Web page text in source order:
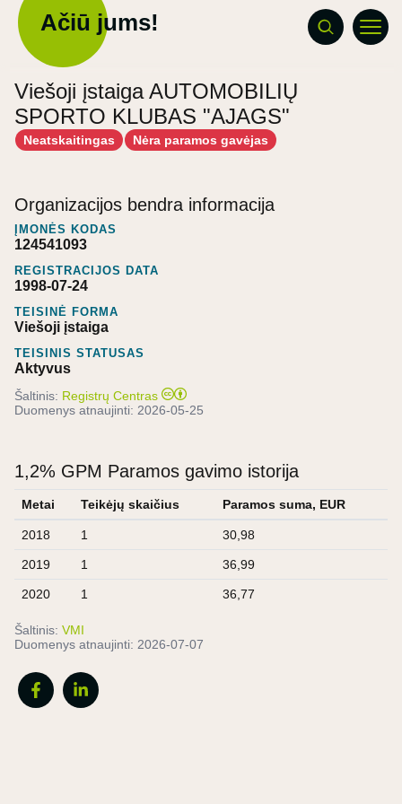
Ačiū jums!
Viešoji įstaiga AUTOMOBILIŲ
SPORTO KLUBAS "AJAGS"
Neatskaitingas Nėra paramos gavėjas
Organizacijos bendra informacija
ĮMONĖS KODAS
124541093
REGISTRACIJOS DATA
1998-07-24
TEISINĖ FORMA
Viešoji įstaiga
TEISINIS STATUSAS
Aktyvus
Šaltinis: Registrų Centras
Duomenys atnaujinti: 2026-05-25
1,2% GPM Paramos gavimo istorija
Metai Teikėjų skaičius Paramos suma, EUR
2018 1 30,98
2019 1 36,99
2020 1 36,77
Šaltinis: VMI
Duomenys atnaujinti: 2026-07-07